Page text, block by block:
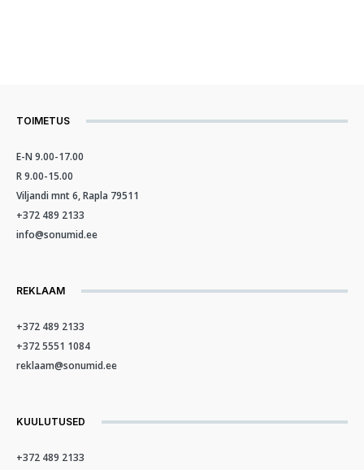
TOIMETUS
E-N 9.00-17.00
R 9.00-15.00
Viljandi mnt 6, Rapla 79511
+372 489 2133
info@sonumid.ee
REKLAAM
+372 489 2133
+372 5551 1084
reklaam@sonumid.ee
KUULUTUSED
+372 489 2133